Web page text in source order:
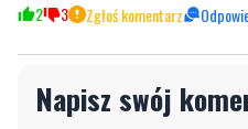
Napisz swój
komentarze! Jeśli widzisz
kliknij "zgłoś nadużycie".